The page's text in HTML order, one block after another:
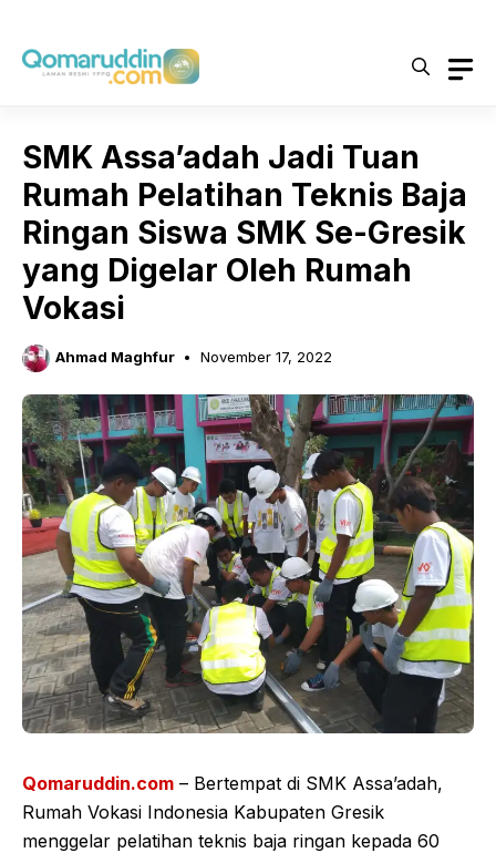
content
SMK Assa’adah Jadi Tuan
Rumah Pelatihan Teknis Baja
Ringan Siswa SMK Se-Gresik
yang Digelar Oleh Rumah
Vokasi
Ahmad Maghfur November 17, 2022
Qomaruddin.com – Bertempat di SMK Assa’adah,
Rumah Vokasi Indonesia Kabupaten Gresik
menggelar pelatihan teknis baja ringan kepada 60